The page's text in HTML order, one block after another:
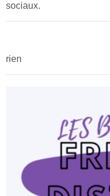
sociaux.
rien